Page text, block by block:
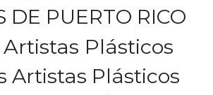
DE PUERTO RICO
Plásticos
Artistas Plásticos